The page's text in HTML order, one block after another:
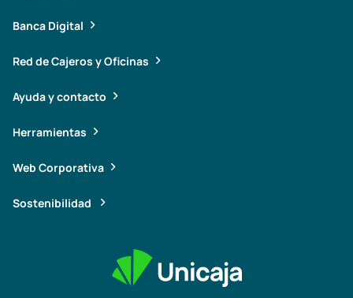
Banca Digital
Red de Cajeros y Oficinas
Ayuda y contacto
Herramientas
Web Corporativa
Sostenibilidad